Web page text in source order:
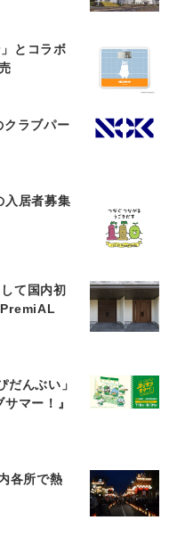
とコラボ
クラブパー
入居者募集
て国内初
だんぶい」
マー！』
各所で熱